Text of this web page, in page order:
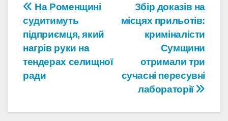
Навігація
записів
Збір доказів на
місцях прильотів:
криміналісти
Сумщини
отримали три
сучасні пересувні
лабораторії
На Роменщині
судитимуть
підприємця, який
нагрів руки на
тендерах селищної
ради